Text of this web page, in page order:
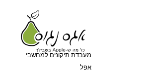
מעבדת תיקונים למחשבי
אפל